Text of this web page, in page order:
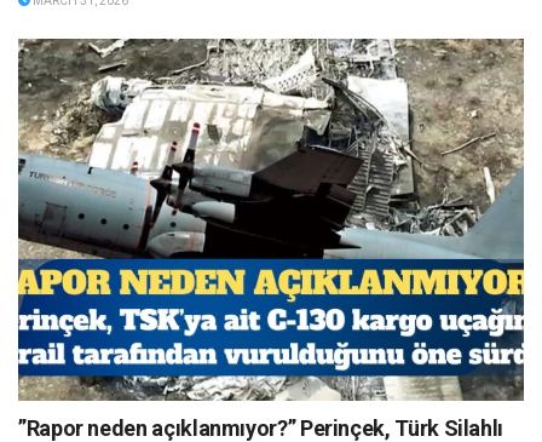
”Rapor neden açıklanmıyor?” Perinçek, Türk Silahlı